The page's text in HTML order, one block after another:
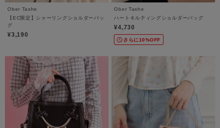
Ober Tashe
【EC限定】シャーリングショルダーバッ
グ
¥3,190
Ober Tashe
ハートキルティングショルダーバッグ
¥4,730
さらに10%OFF